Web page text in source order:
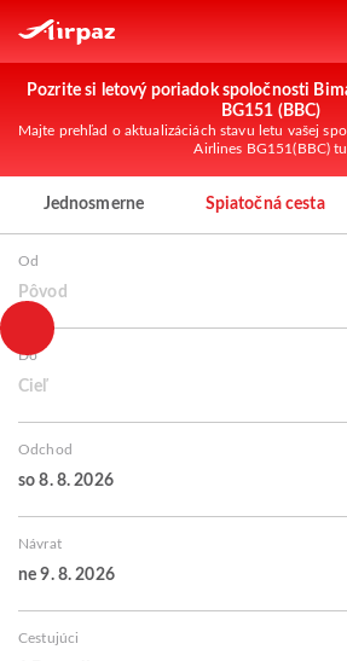
Pozrite si letový poriadok spoločnosti
BG151 (BBC)
Majte prehľad o aktualizáciách stavu letu vašej
Airlines BG151(BBC) tu
Jednosmerne Spiatočná cesta
Od
Pôvod
Do
Cieľ
Odchod
so 8. 8. 2026
Návrat
ne 9. 8. 2026
Cestujúci